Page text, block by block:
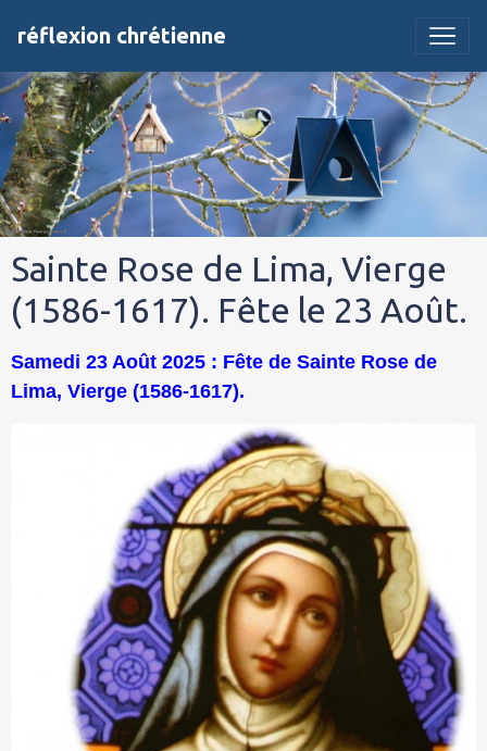
réflexion chrétienne
Sainte Rose de Lima, Vierge
(1586-1617). Fête le 23 Août.
Samedi 23 Août 2025 : Fête de Sainte Rose de
Lima, Vierge (1586-1617).